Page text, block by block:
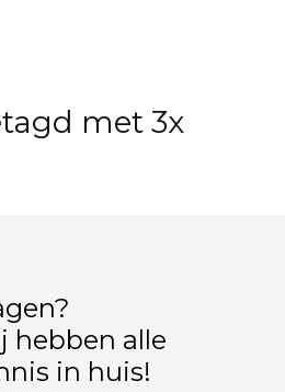
met 3x
hebben alle
in huis!